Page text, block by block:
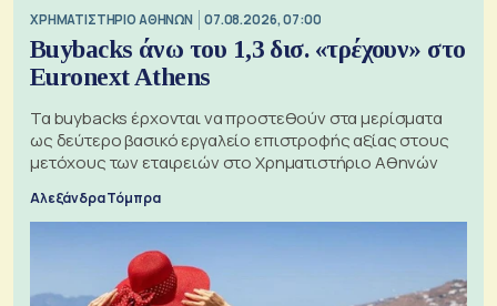
XΡΗΜΑΤΙΣΤΗΡΙΟ ΑΘΗΝΩΝ 07.08.2026, 07:00
Buybacks άνω του 1,3 δισ. «τρέχουν» στο
Euronext Athens
Τα buybacks έρχονται να προστεθούν στα μερίσματα
ως δεύτερο βασικό εργαλείο επιστροφής αξίας στους
μετόχους των εταιρειών στο Χρηματιστήριο Αθηνών
Αλεξάνδρα Τόμπρα